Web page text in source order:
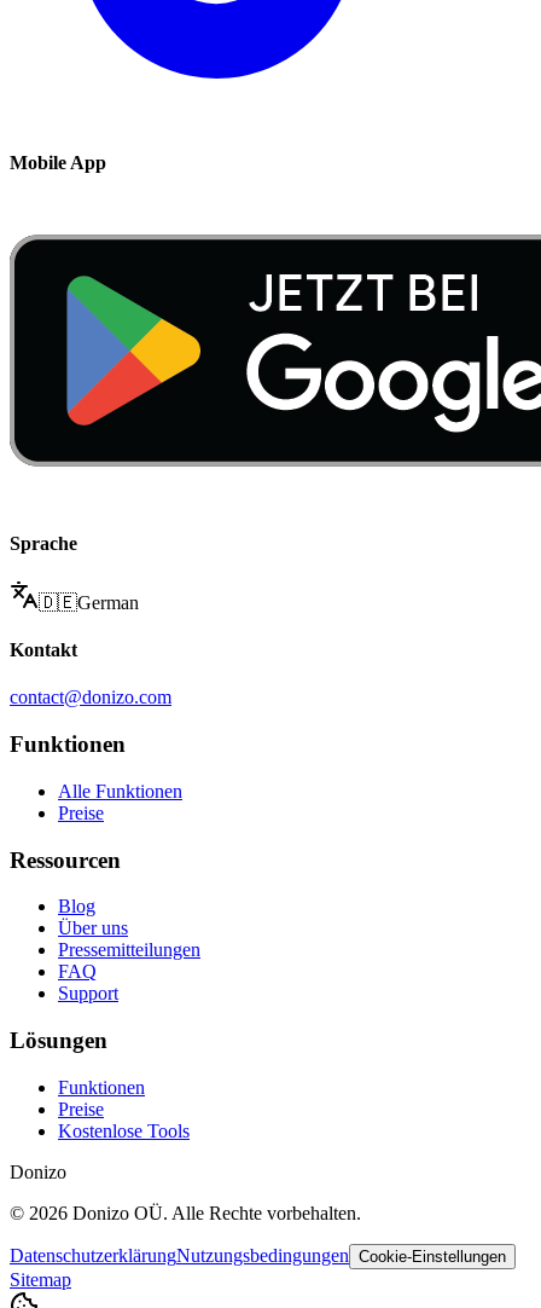
Mobile App
Sprache
🇩🇪German
Kontakt
contact@donizo.com
Funktionen
Alle Funktionen
Preise
Ressourcen
Blog
Über uns
Pressemitteilungen
FAQ
Support
Lösungen
Funktionen
Preise
Kostenlose Tools
Donizo
© 2026 Donizo OÜ. Alle Rechte vorbehalten.
DatenschutzerklärungNutzungsbedingungen Cookie-Einstellungen
Sitemap